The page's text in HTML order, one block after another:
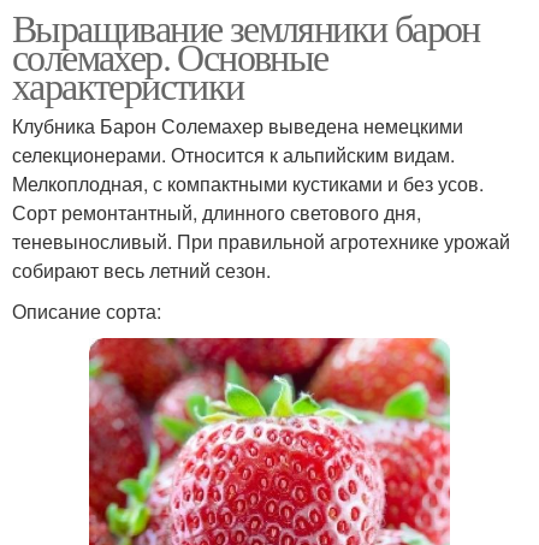
Выращивание земляники барон
солемахер. Основные
характеристики
Клубника Барон Солемахер выведена немецкими
селекционерами. Относится к альпийским видам.
Мелкоплодная, с компактными кустиками и без усов.
Сорт ремонтантный, длинного светового дня,
теневыносливый. При правильной агротехнике урожай
собирают весь летний сезон.
Описание сорта: